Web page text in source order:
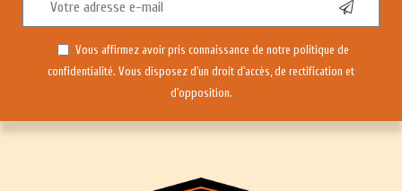
Vous affirmez avoir pris connaissance de notre politique de
confidentialité. Vous disposez d'un droit d'accès, de rectification et
d'opposition.